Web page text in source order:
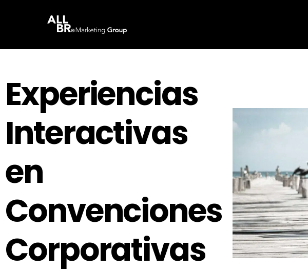
Experiencias
Interactivas
en
Convenciones
Corporativas